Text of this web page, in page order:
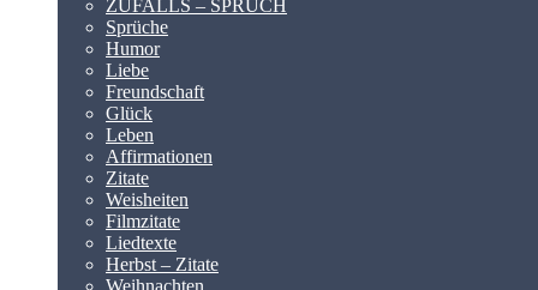
ZUFALLS – SPRUCH
Sprüche
Humor
Liebe
Freundschaft
Glück
Leben
Affirmationen
Zitate
Weisheiten
Filmzitate
Liedtexte
Herbst – Zitate
Weihnachten